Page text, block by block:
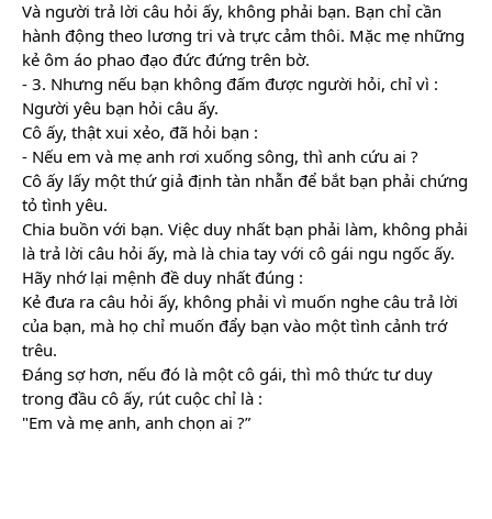
Và người trả lời câu hỏi ấy, không phải bạn. Bạn chỉ cần
hành động theo lương tri và trực cảm thôi. Mặc mẹ những
kẻ ôm áo phao đạo đức đứng trên bờ.
- 3. Nhưng nếu bạn không đấm được người hỏi, chỉ vì :
Người yêu bạn hỏi câu ấy.
Cô ấy, thật xui xẻo, đã hỏi bạn :
- Nếu em và mẹ anh rơi xuống sông, thì anh cứu ai ?
Cô ấy lấy một thứ giả định tàn nhẫn để bắt bạn phải chứng
tỏ tình yêu.
Chia buồn với bạn. Việc duy nhất bạn phải làm, không phải
là trả lời câu hỏi ấy, mà là chia tay với cô gái ngu ngốc ấy.
Hãy nhớ lại mệnh đề duy nhất đúng :
Kẻ đưa ra câu hỏi ấy, không phải vì muốn nghe câu trả lời
của bạn, mà họ chỉ muốn đẩy bạn vào một tình cảnh trớ
trêu.
Đáng sợ hơn, nếu đó là một cô gái, thì mô thức tư duy
trong đầu cô ấy, rút cuộc chỉ là :
"Em và mẹ anh, anh chọn ai ?”